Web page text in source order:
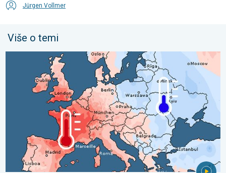
Jürgen Vollmer
Više o temi
Oštri kontrasti u vremenu u srpnju. Razlike u Europi. . .